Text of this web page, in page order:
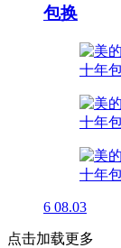
包换
6 08.03
点击加载更多